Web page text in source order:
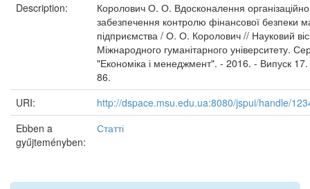
Description:
Королович О. О. Вдосконалення
забезпечення контролю фінансової безпеки
підприємства / О. О. Королович // Науковий
Міжнародного гуманітарного університету.
"Економіка і менеджмент". - 2016. - Випуск
86.
URI:
http://dspace.msu.edu.ua:8080/jspui/handle/
Ebben a
gyűjteményben:
Статті